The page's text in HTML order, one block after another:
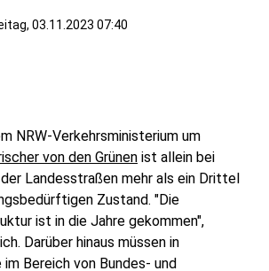
03.11.2023 07:40
NRW-Verkehrsministerium um
von den Grünen ist allein bei
Landesstraßen mehr als ein Drittel
Zustand. "Die
ist in die Jahre gekommen",
Darüber hinaus müssen in
im Bereich von Bundes- und